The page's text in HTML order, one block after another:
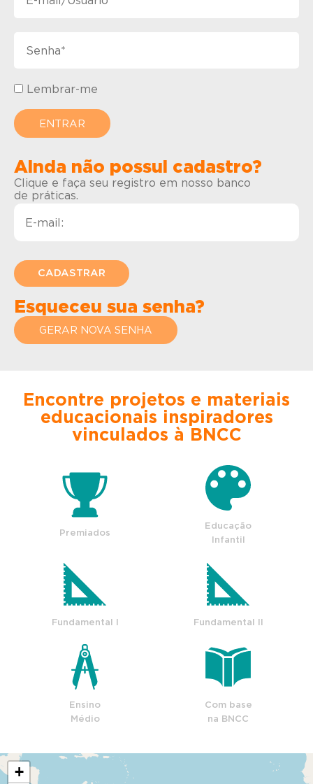
Lembrar-me
Ainda não possui cadastro?
Clique e faça seu registro em nosso banco
de práticas.
Esqueceu sua senha?
GERAR NOVA SENHA
Encontre projetos e materiais
educacionais inspiradores
vinculados à BNCC
Premiados
Educação
Infantil
Fundamental I Fundamental II
Ensino
Médio
Com base
na BNCC
+